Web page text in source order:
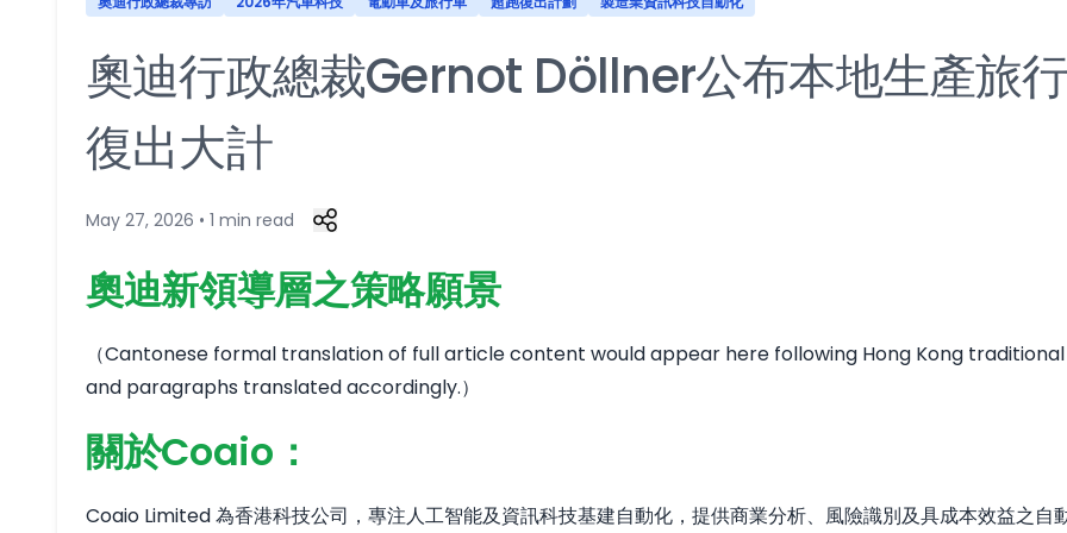
奧迪行政總裁Gernot Döllner公布本地生產旅
復出大計
May 27, 2026 • 1 min read
奧迪新領導層之策略願景
（Cantonese formal translation of full article content would appear here following Hong Kong
and paragraphs translated accordingly.）
關於Coaio：
Coaio Limited 為香港科技公司，專注人工智能及資訊科技基建自動化，提供商業分析、風險識別及具成本效益之自